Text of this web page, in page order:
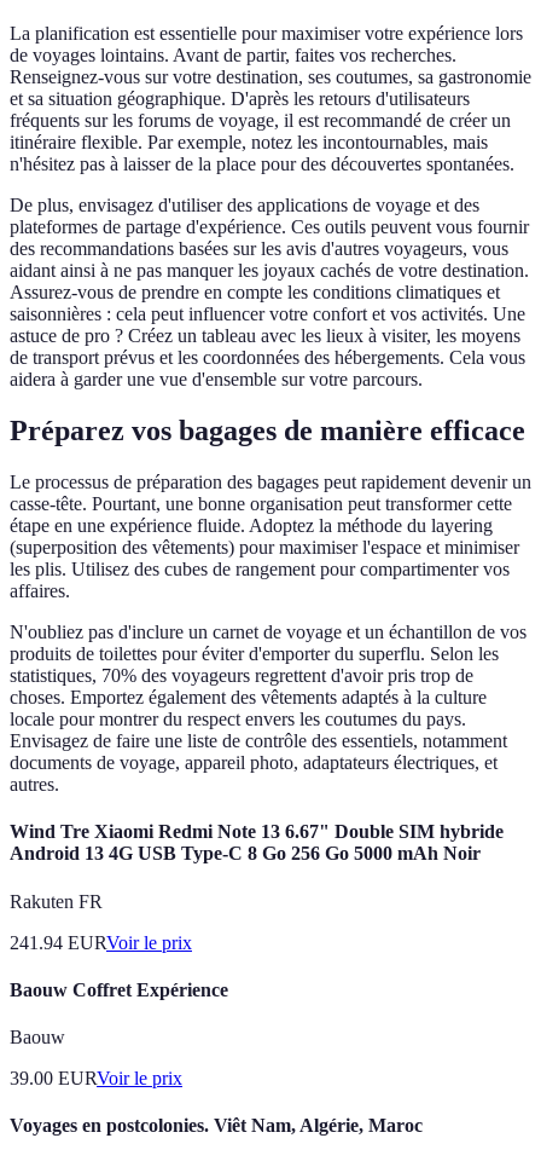
La planification est essentielle pour maximiser votre expérience lors
de voyages lointains. Avant de partir, faites vos recherches.
Renseignez-vous sur votre destination, ses coutumes, sa gastronomie
et sa situation géographique. D'après les retours d'utilisateurs
fréquents sur les forums de voyage, il est recommandé de créer un
itinéraire flexible. Par exemple, notez les incontournables, mais
n'hésitez pas à laisser de la place pour des découvertes spontanées.
De plus, envisagez d'utiliser des applications de voyage et des
plateformes de partage d'expérience. Ces outils peuvent vous fournir
des recommandations basées sur les avis d'autres voyageurs, vous
aidant ainsi à ne pas manquer les joyaux cachés de votre destination.
Assurez-vous de prendre en compte les conditions climatiques et
saisonnières : cela peut influencer votre confort et vos activités. Une
astuce de pro ? Créez un tableau avec les lieux à visiter, les moyens
de transport prévus et les coordonnées des hébergements. Cela vous
aidera à garder une vue d'ensemble sur votre parcours.
Préparez vos bagages de manière efficace
Le processus de préparation des bagages peut rapidement devenir un
casse-tête. Pourtant, une bonne organisation peut transformer cette
étape en une expérience fluide. Adoptez la méthode du layering
(superposition des vêtements) pour maximiser l'espace et minimiser
les plis. Utilisez des cubes de rangement pour compartimenter vos
affaires.
N'oubliez pas d'inclure un carnet de voyage et un échantillon de vos
produits de toilettes pour éviter d'emporter du superflu. Selon les
statistiques, 70% des voyageurs regrettent d'avoir pris trop de
choses. Emportez également des vêtements adaptés à la culture
locale pour montrer du respect envers les coutumes du pays.
Envisagez de faire une liste de contrôle des essentiels, notamment
documents de voyage, appareil photo, adaptateurs électriques, et
autres.
Wind Tre Xiaomi Redmi Note 13 6.67" Double SIM hybride
Android 13 4G USB Type-C 8 Go 256 Go 5000 mAh Noir
Rakuten FR
241.94 EURVoir le prix
Baouw Coffret Expérience
Baouw
39.00 EURVoir le prix
Voyages en postcolonies. Viêt Nam, Algérie, Maroc